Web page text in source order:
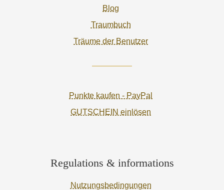
Blog
Traumbuch
Träume der Benutzer
Punkte kaufen - PayPal
GUTSCHEIN einlösen
Regulations & informations
Nutzungsbedingungen